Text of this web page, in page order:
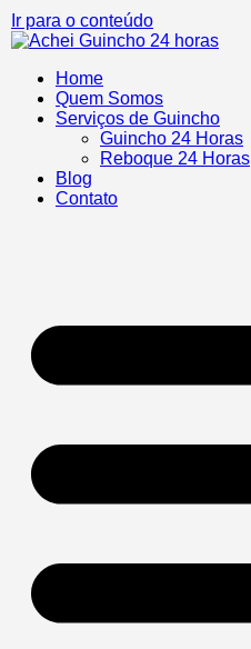
Ir para o conteúdo
Home
Quem Somos
Serviços de Guincho
Guincho 24 Horas
Reboque 24 Horas
Blog
Contato